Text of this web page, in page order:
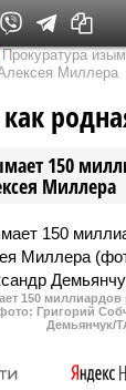
Федеральный
Прокуратура
Миллера
150
Миллера
150
Григорий
Демьянчук/